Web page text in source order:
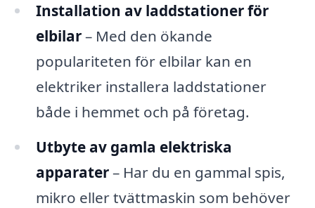
Installation av laddstationer för
elbilar– Med den ökande
populariteten för elbilar kan en
elektriker installera laddstationer
både i hemmet och på företag.
Utbyte av gamla elektriska
apparater– Har du en gammal spis,
mikro eller tvättmaskin som behöver